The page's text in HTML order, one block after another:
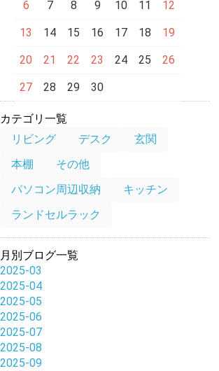
6 7 8 9 10 11 12
13 14 15 16 17 18 19
20 21 22 23 24 25 26
27 28 29 30
カテゴリ一覧
リビング
デスク
玄関
本棚
その他
パソコン周辺収納
キッチン
ランドセルラック
月別ブログ一覧
2025-03
2025-04
2025-05
2025-06
2025-07
2025-08
2025-09